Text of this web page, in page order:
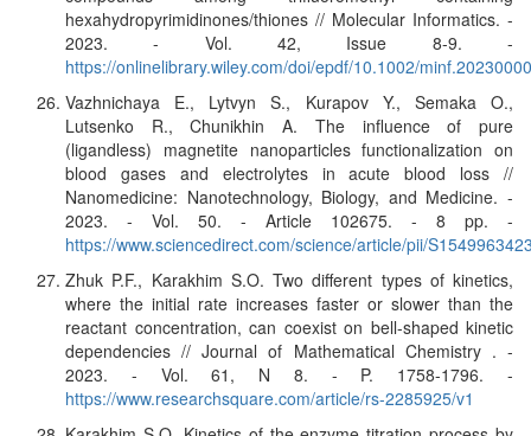
hexahydropyrimidinones/thiones // Molecular Informatics. -
2023. - Vol. 42, Issue 8-9. -
https://onlinelibrary.wiley.com/doi/epdf/10.1002/
Vazhnichaya E., Lytvyn S., Kurapov Y., Semaka O.,
Lutsenko R., Chunikhin A. The influence of pure
(ligandless) magnetite nanoparticles functionalization on
blood gases and electrolytes in acute blood loss //
Nanomedicine: Nanotechnology, Biology, and Medicine. -
2023. - Vol. 50. - Article 102675. - 8 pp. -
https://www.sciencedirect.com/science/article/pii/
Zhuk P.F., Karakhim S.O. Two different types of kinetics,
where the initial rate increases faster or slower than the
reactant concentration, can coexist on bell-shaped kinetic
dependencies // Journal of Mathematical Chemistry . -
2023. - Vol. 61, N 8. - P. 1758-1796. -
https://www.researchsquare.com/article/rs-2285925/v1